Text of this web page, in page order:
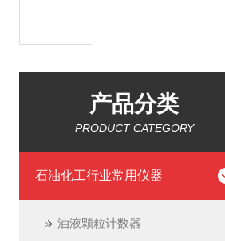
产品分类
PRODUCT CATEGORY
石油化工行业常用仪器
油液颗粒计数器